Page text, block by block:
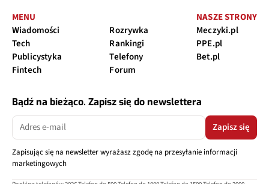
MENU
Wiadomości
Tech
Publicystyka
Fintech
Rozrywka
Rankingi
Telefony
Forum
NASZE STRONY
Meczyki.pl
PPE.pl
Bet.pl
Bądź na bieżąco. Zapisz się do newslettera
Zapisz się
Zapisując się na newsletter wyrażasz zgodę na przesyłanie informacji
marketingowych